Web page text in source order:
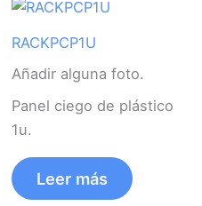
RACKPCP1U
Añadir alguna foto.
Panel ciego de plástico
1u.
Leer más